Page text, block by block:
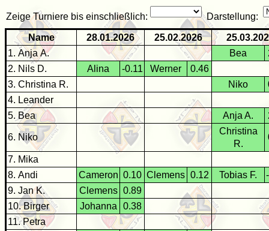
Zeige Turniere bis einschließlich: Darstellung:
Name 28.01.2026 25.02.2026
1. Anja A.
Bea
2. Nils D.
Alina -0.11 Werner
0.46
3. Christina R.
Niko
4. Leander
5. Bea
Anja A.
6. Niko
Christina
R.
7. Mika
8. Andi
Cameron 0.10 Clemens 0.12 Tobias F.
9. Jan K.
Clemens 0.89
10. Birger
Johanna
0.38
11. Petra